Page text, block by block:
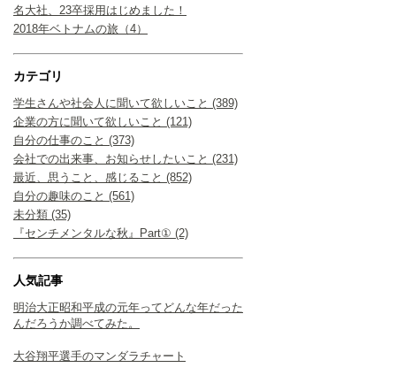
名大社、23卒採用はじめました！
2018年ベトナムの旅（4）
カテゴリ
学生さんや社会人に聞いて欲しいこと (389)
企業の方に聞いて欲しいこと (121)
自分の仕事のこと (373)
会社での出来事、お知らせしたいこと (231)
最近、思うこと、感じること (852)
自分の趣味のこと (561)
未分類 (35)
『センチメンタルな秋』Part① (2)
人気記事
明治大正昭和平成の元年ってどんな年だった
んだろうか調べてみた。
大谷翔平選手のマンダラチャート